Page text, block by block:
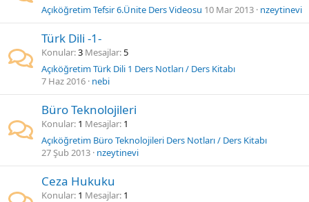
Açıköğretim Tefsir 6.Ünite Ders Videosu 10 Mar 2013 nzeytinevi
Türk Dili -1-
Konular 3 Mesajlar 5
Açıköğretim Türk Dili 1 Ders Notları / Ders Kitabı
7 Haz 2016 nebi
Büro Teknolojileri
Konular 1 Mesajlar 1
Açıköğretim Büro Teknolojileri Ders Notları / Ders Kitabı
27 Şub 2013 nzeytinevi
Ceza Hukuku
Konular 1 Mesajlar 1